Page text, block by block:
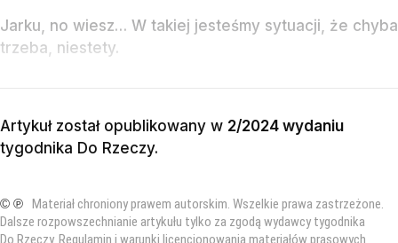
Jarku, no wiesz… W takiej jesteśmy sytuacji, że chyba
trzeba, niestety.
Artykuł został opublikowany w 2/2024 wydaniu
tygodnika Do Rzeczy.
© ℗ Materiał chroniony prawem autorskim. Wszelkie prawa zastrzeżone.
Dalsze rozpowszechnianie artykułu tylko za zgodą wydawcy tygodnika
Do Rzeczy. Regulamin i warunki licencjonowania materiałów prasowych.